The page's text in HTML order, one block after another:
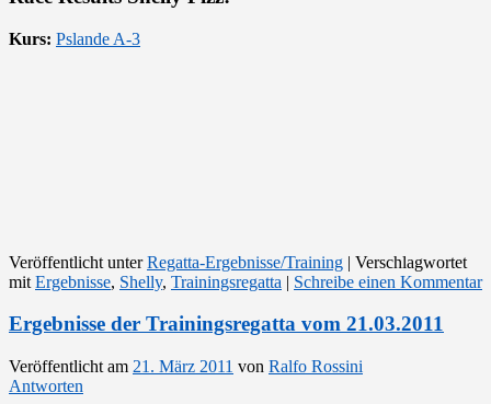
Kurs: Pslande A-3
Veröffentlicht unter Regatta-Ergebnisse/Training | Verschlagwortet
mit Ergebnisse, Shelly, Trainingsregatta | Schreibe einen Kommentar
Ergebnisse der Trainingsregatta vom 21.03.2011
Veröffentlicht am 21. März 2011 von Ralfo Rossini
Antworten